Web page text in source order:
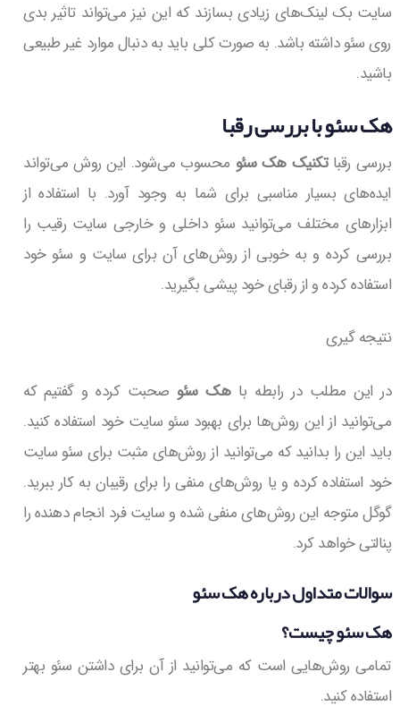
سایت بک لینک‌های زیادی بسازند که این نیز می‌تواند تاثیر بدی
روی سئو داشته باشد. به صورت کلی باید به دنبال موارد غیر طبیعی
باشید.
هک سئو با بررسی رقبا
بررسی رقباتکنیک هک سئو محسوب می‌شود. این روش می‌تواند
ایده‌های بسیار مناسبی برای شما به وجود آورد. با استفاده از
ابزارهای مختلف می‌توانید سئو داخلی و خارجی سایت رقیب را
بررسی کرده و به خوبی از روش‌های آن برای سایت و سئو خود
استفاده کرده و از رقبای خود پیشی بگیرید.
نتیجه گیری
در این مطلب در رابطه باهک سئو صحبت کرده و گفتیم که
می‌توانید از این روش‌ها برای بهبود سئو سایت خود استفاده کنید.
باید این را بدانید که می‌توانید از روش‌های مثبت برای سئو سایت
خود استفاده کرده و یا روش‌های منفی را برای رقیبان به کار ببرید.
گوگل متوجه این روش‌های منفی شده و سایت فرد انجام دهنده را
پنالتی خواهد کرد.
سوالات متداول درباره هک سئو
هک سئوچیست؟
تمامی روش‌هایی است که می‌توانید از آن برای داشتن سئو بهتر
استفاده کنید.